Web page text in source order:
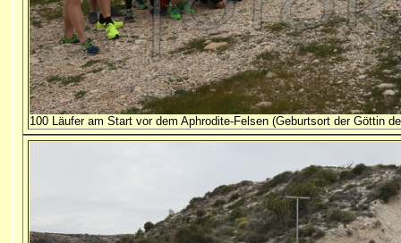
100 Läufer am Start vor dem Aphrodite-Felsen (Geburtsort der Göttin